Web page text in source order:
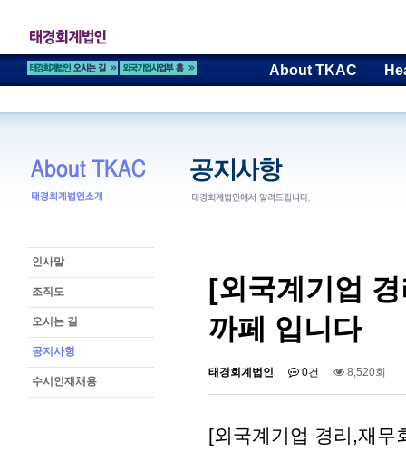
About TKAC
인사말
조직도
오시는 길
공지사항
수시인재채용
[외국계기업
까페 입니다
태경회계법인 0건 8,520회
[외국계기업 경리,재무